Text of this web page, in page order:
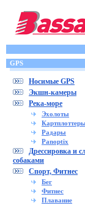
GPS
Носимые GPS
Экшн-камеры
Река-море
Эхолоты
Картплоттеры
Радары
Panoptix
Дрессировка и
собаками
Спорт, Фитнес
Бег
Фитнес
Плавание